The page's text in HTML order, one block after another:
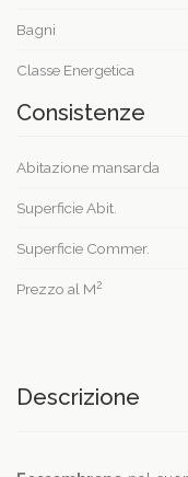
Bagni
Classe Energetica
Consistenze
Abitazione mansarda
Superficie Abit.
Superficie Commer.
Prezzo al M2
Descrizione